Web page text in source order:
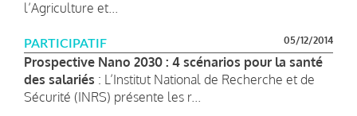
l’Agriculture et...
PARTICIPATIF 05/12/2014
Prospective Nano 2030 : 4 scénarios pour la santé
des salariés : L’Institut National de Recherche et de
Sécurité (INRS) présente les r...